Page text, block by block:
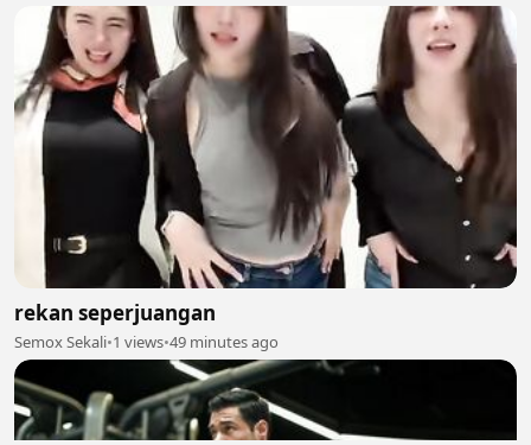
rekan seperjuangan
Semox Sekali•1 views•49 minutes ago